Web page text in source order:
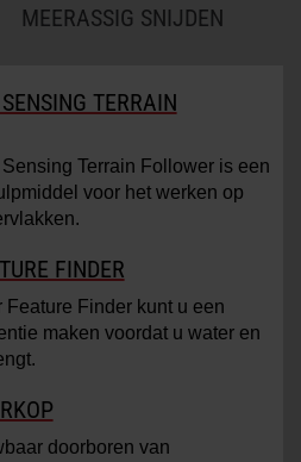
MEERASSIG SNIJDEN
TERRAIN
Terrain Follower is een
voor het werken op
FINDER
Feature Finder kunt u een
maken voordat u water en
doorboren van